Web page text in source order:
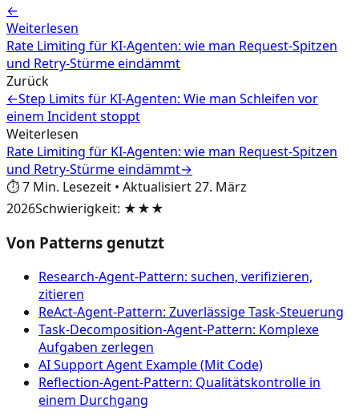
←
Weiterlesen
Rate Limiting für KI-Agenten: wie man Request-Spitzen
und Retry-Stürme eindämmt
Zurück
←Step Limits für KI-Agenten: Wie man Schleifen vor
einem Incident stoppt
Weiterlesen
Rate Limiting für KI-Agenten: wie man Request-Spitzen
und Retry-Stürme eindämmt→
⏱️7 Min. Lesezeit • Aktualisiert27. März
2026Schwierigkeit: ★★★
Von Patterns genutzt
Research-Agent-Pattern: suchen, verifizieren,
zitieren
ReAct-Agent-Pattern: Zuverlässige Task-Steuerung
Task-Decomposition-Agent-Pattern: Komplexe
Aufgaben zerlegen
AI Support Agent Example (Mit Code)
Reflection-Agent-Pattern: Qualitätskontrolle in
einem Durchgang